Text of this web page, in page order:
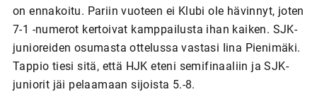
on ennakoitu. Pariin vuoteen ei Klubi ole hävinnyt, joten
7-1 -numerot kertoivat kamppailusta ihan kaiken. SJK-
junioreiden osumasta ottelussa vastasi Iina Pienimäki.
Tappio tiesi sitä, että HJK eteni semifinaaliin ja SJK-
juniorit jäi pelaamaan sijoista 5.-8.